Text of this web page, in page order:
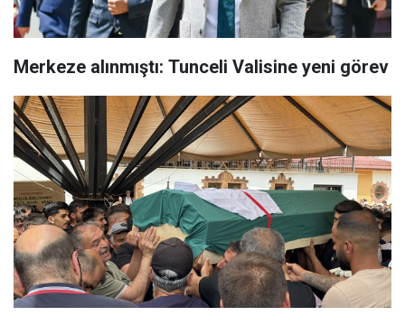
Merkeze alınmıştı: Tunceli Valisine yeni görev